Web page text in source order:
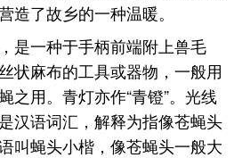
造了故乡的一种温暖。
是一种于手柄前端附上兽毛
状麻布的工具或器物，一般用
之用。青灯亦作“青镫”。光线
汉语词汇，解释为指像苍蝇头
叫蝇头小楷，像苍蝇头一般大